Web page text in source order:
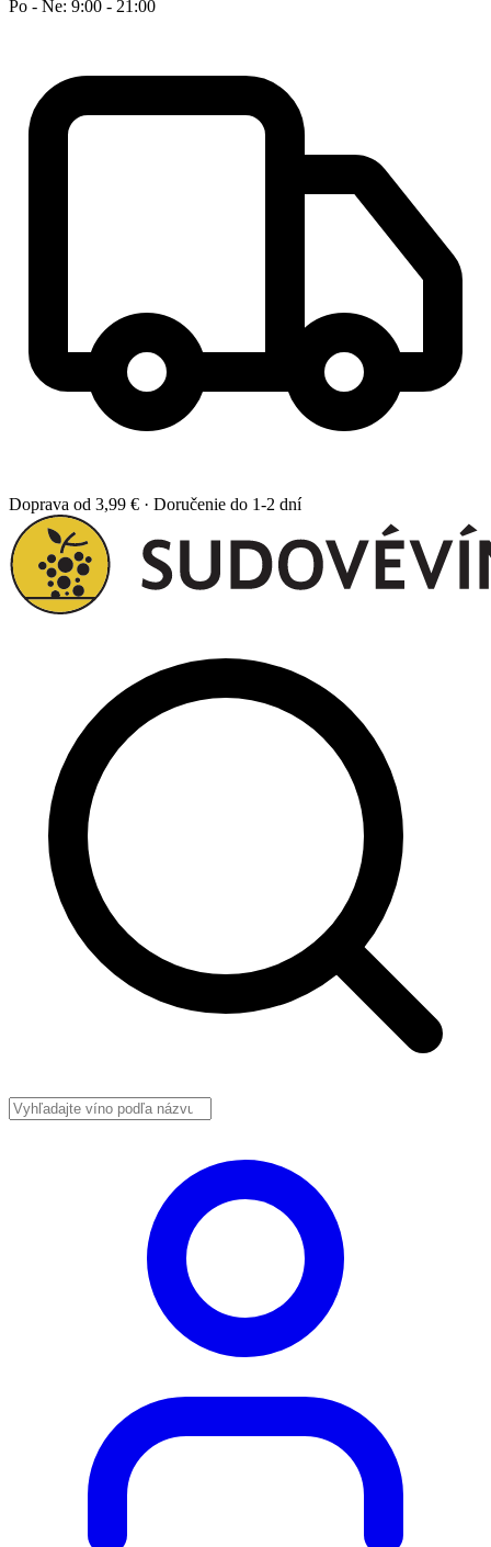
Po - Ne: 9:00 - 21:00
Doprava od 3,99 € · Doručenie do 1-2 dní